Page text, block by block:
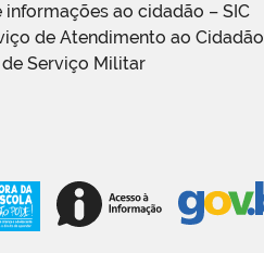
informações ao cidadão – SIC
de Atendimento ao Cidadão
de Serviço Militar